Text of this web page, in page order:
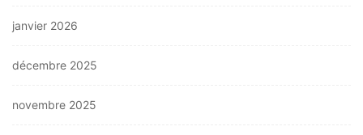
janvier 2026
décembre 2025
novembre 2025